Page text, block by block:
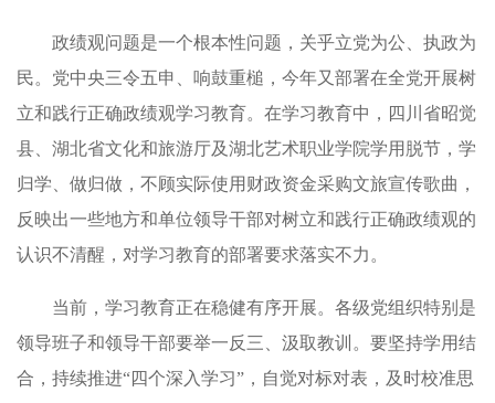
政绩观问题是一个根本性问题，关乎立党为公、执政为
民。党中央三令五申、响鼓重槌，今年又部署在全党开展树
立和践行正确政绩观学习教育。在学习教育中，四川省昭觉
县、湖北省文化和旅游厅及湖北艺术职业学院学用脱节，学
归学、做归做，不顾实际使用财政资金采购文旅宣传歌曲，
反映出一些地方和单位领导干部对树立和践行正确政绩观的
认识不清醒，对学习教育的部署要求落实不力。
当前，学习教育正在稳健有序开展。各级党组织特别是
领导班子和领导干部要举一反三、汲取教训。要坚持学用结
合，持续推进“四个深入学习”，自觉对标对表，及时校准思